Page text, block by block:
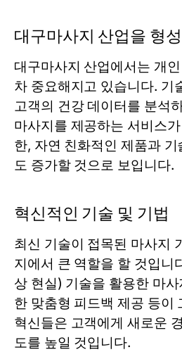
대구마사지 산업을 형
대구마사지 산업에서는 개
차 중요해지고 있습니다. 기
고객의 건강 데이터를 분석
마사지를 제공하는 서비스
한, 자연 친화적인 제품과
도 증가할 것으로 보입니다.
혁신적인 기술 및 기법
최신 기술이 접목된 마사지
지에서 큰 역할을 할 것입니
상 현실) 기술을 활용한 마
한 맞춤형 피드백 제공 등이
혁신들은 고객에게 새로운
도를 높일 것입니다.